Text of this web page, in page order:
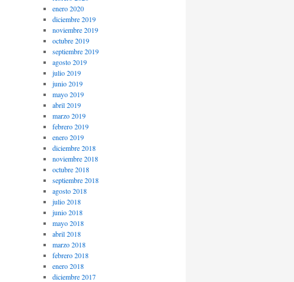
enero 2020
diciembre 2019
noviembre 2019
octubre 2019
septiembre 2019
agosto 2019
julio 2019
junio 2019
mayo 2019
abril 2019
marzo 2019
febrero 2019
enero 2019
diciembre 2018
noviembre 2018
octubre 2018
septiembre 2018
agosto 2018
julio 2018
junio 2018
mayo 2018
abril 2018
marzo 2018
febrero 2018
enero 2018
diciembre 2017